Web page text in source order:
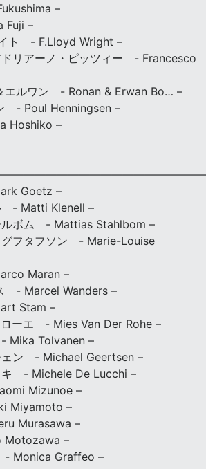
–
Fuji –
ト - F.Lloyd Wright –
ドリアーノ・ピッツィー - Francesco
エルワン - Ronan & Erwan Bo… –
- Poul Henningsen –
Hoshiko –
Goetz –
- Matti Klenell –
ルボム - Mattias Stahlbom –
グフタフソン - Marie-Louise
Maran –
- Marcel Wanders –
Stam –
ローエ - Mies Van Der Rohe –
Mika Tolvanen –
ェン - Michael Geertsen –
キ - Michele De Lucchi –
Mizunoe –
Miyamoto –
Murasawa –
–
- Monica Graffeo –